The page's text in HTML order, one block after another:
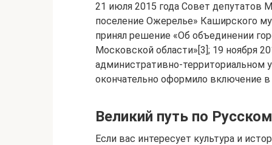
21 июля 2015 года Совет депутатов
поселение Ожерелье» Каширского
принял решение «Об объединении
Московской области»[3]; 19 ноября
административно-территориальном
окончательно оформило включение
Великий путь по
Если вас интересует культура и